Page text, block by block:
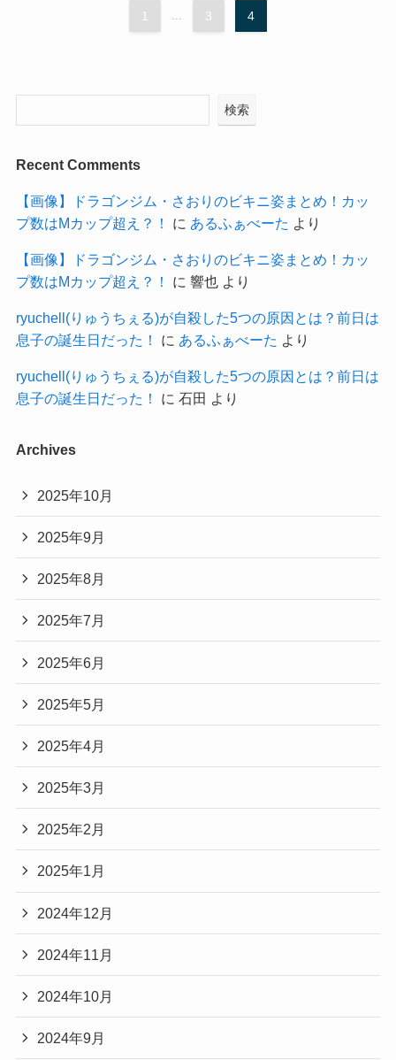
1 ... 3 4
検索
Recent Comments
【画像】ドラゴンジム・さおりのビキニ姿まとめ！カッ
プ数はMカップ超え？！
に あるふぁべーた より
【画像】ドラゴンジム・さおりのビキニ姿まとめ！カッ
プ数はMカップ超え？！
に 響也より
ryuchell(りゅうちぇる)が自殺した5つの原因とは？前日は
息子の誕生日だった！
に あるふぁべーた より
ryuchell(りゅうちぇる)が自殺した5つの原因とは？前日は
息子の誕生日だった！
に 石田 より
Archives
2025年10月
2025年9月
2025年8月
2025年7月
2025年6月
2025年5月
2025年4月
2025年3月
2025年2月
2025年1月
2024年12月
2024年11月
2024年10月
2024年9月